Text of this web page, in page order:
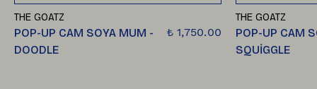
THE GOATZ
POP-UP CAM SOYA MUM -
DOODLE
₺ 1,750.00
THE GOATZ
POP-UP CAM
SQUİGGLE